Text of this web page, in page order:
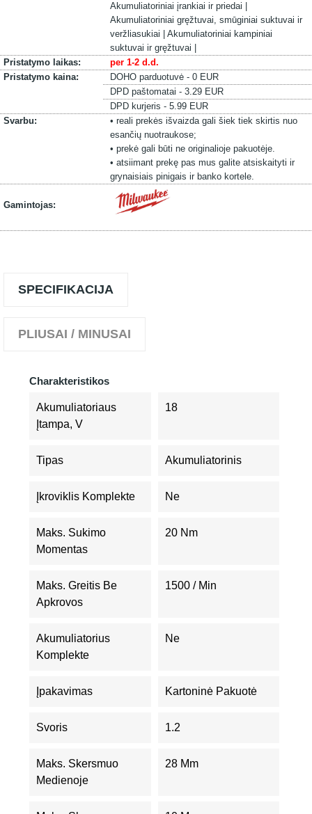
Akumuliatoriniai įrankiai ir priedai |
Akumuliatoriniai gręžtuvai, smūginiai suktuvai ir
veržliasukiai | Akumuliatoriniai kampiniai
suktuvai ir gręžtuvai |
Pristatymo laikas:
per 1-2 d.d.
Pristatymo kaina:
DOHO parduotuvė - 0 EUR
DPD paštomatai - 3.29 EUR
DPD kurjeris - 5.99 EUR
Svarbu:
• reali prekės išvaizda gali šiek tiek skirtis nuo
esančių nuotraukose;
• prekė gali būti ne originalioje pakuotėje.
• atsiimant prekę pas mus galite atsiskaityti ir
grynaisiais pinigais ir banko kortele.
Gamintojas:
SPECIFIKACIJA
PLIUSAI / MINUSAI
Charakteristikos
Akumuliatoriaus
Įtampa, V
18
Tipas Akumuliatorinis
Įkroviklis Komplekte Ne
Maks. Sukimo
Momentas
20 Nm
Maks. Greitis Be
Apkrovos
1500 / Min
Akumuliatorius
Komplekte
Ne
Įpakavimas Kartoninė Pakuotė
Svoris 1.2
Maks. Skersmuo
Medienoje
28 Mm